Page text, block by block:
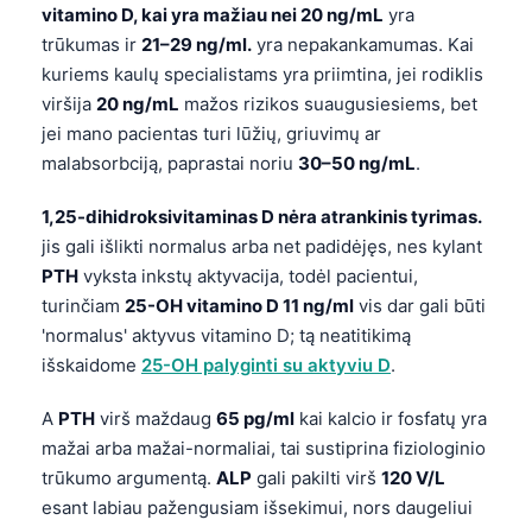
vitamino D, kai yra mažiau nei 20 ng/mL yra
trūkumas ir 21–29 ng/ml. yra nepakankamumas. Kai
kuriems kaulų specialistams yra priimtina, jei rodiklis
viršija 20 ng/mL mažos rizikos suaugusiesiems, bet
jei mano pacientas turi lūžių, griuvimų ar
malabsorbciją, paprastai noriu 30–50 ng/mL.
1,25-dihidroksivitaminas D nėra atrankinis tyrimas.
jis gali išlikti normalus arba net padidėjęs, nes kylant
PTH vyksta inkstų aktyvacija, todėl pacientui,
turinčiam 25-OH vitamino D 11 ng/ml vis dar gali būti
'normalus' aktyvus vitamino D; tą neatitikimą
išskaidome 25-OH palyginti su aktyviu D.
A PTH virš maždaug 65 pg/ml kai kalcio ir fosfatų yra
mažai arba mažai-normaliai, tai sustiprina fiziologinio
trūkumo argumentą. ALP gali pakilti virš 120 V/L
esant labiau pažengusiam išsekimui, nors daugeliui